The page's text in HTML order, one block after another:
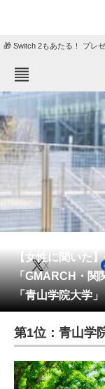
🎁 Switch 2もあたる！ プレ
ねとらぼメニュー
TOP
エンタメ
住まい
動物
会員記事
メディア
注目記事を集め
ITの今と未来を見
スマホと通信の
【女性に聞いた
「GMARCH・関
「青山学院大学
X
第1位：青山学